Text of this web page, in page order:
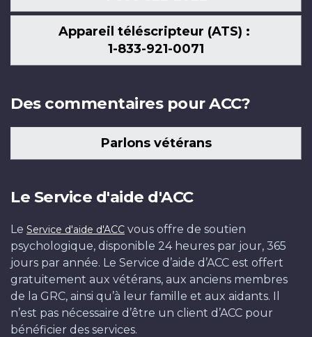
Appareil téléscripteur (ATS) :
1-833-921-0071
Des commentaires pour ACC?
Parlons vétérans
Le Service d'aide d'ACC
Le Service d'aide d'ACC vous offre de soutien
psychologique, disponible 24 heures par jour, 365
jours par année. Le Service d’aide d’ACC est offert
gratuitement aux vétérans, aux anciens membres
de la GRC, ainsi qu’à leur famille et aux aidants. Il
n’est pas nécessaire d’être un client d’ACC pour
bénéficier des services.